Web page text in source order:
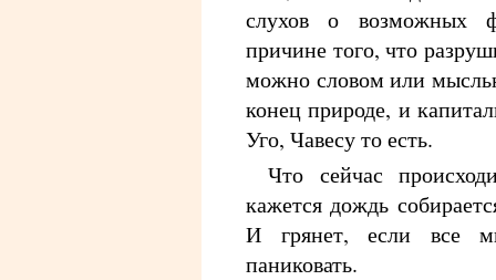
слухов о возможных
причине того, что
можно словом или
конец природе, и
Уго, Чавесу то есть.
Что сейчас
кажется дождь
И грянет, если все
паниковать.